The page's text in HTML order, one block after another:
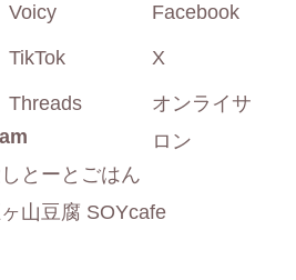
Voicy Facebook
TikTok X
Threads
オンライサ
ロン
とーとごはん
山豆腐 SOYcafe